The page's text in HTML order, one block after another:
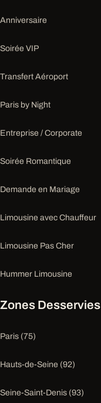
Anniversaire
Soirée VIP
Transfert Aéroport
Paris by Night
Entreprise / Corporate
Soirée Romantique
Demande en Mariage
Limousine avec Chauffeur
Limousine Pas Cher
Hummer Limousine
Zones Desservies
Paris (75)
Hauts-de-Seine (92)
Seine-Saint-Denis (93)